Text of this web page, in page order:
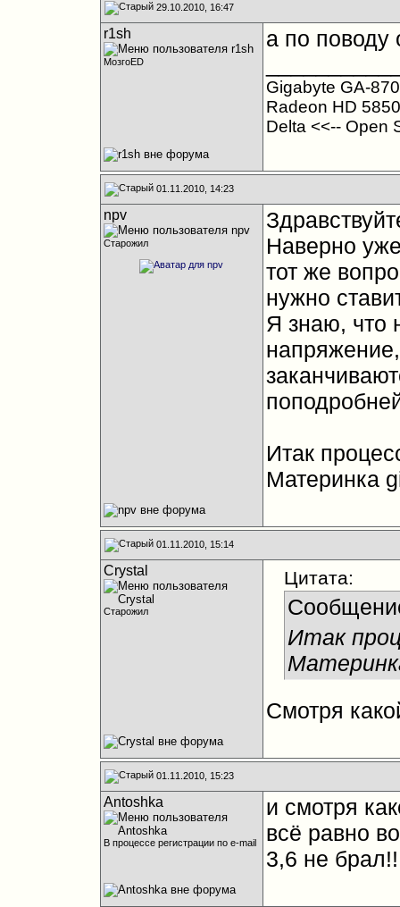
29.10.2010, 16:47
r1sh
МозгоED
а по поводу
Gigabyte GA-
Radeon HD
Delta <<-- Open
01.11.2010, 14:23
npv
Старожил
Наверно
тот же
нужно
Я знаю, что
Итак
Материнка
01.11.2010, 15:14
Crystal
Старожил
Цитата:
Итак
Смотря
01.11.2010, 15:23
Antoshka
В процессе регистрации по e-mail
и смотря
всё равно
3,6 не